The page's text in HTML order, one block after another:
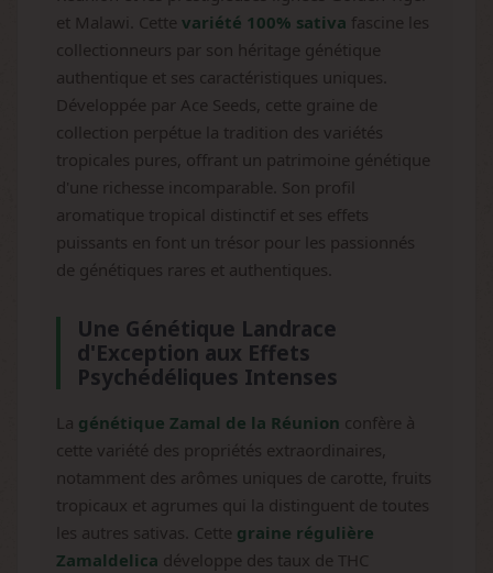
et Malawi. Cette variété 100% sativa fascine les
collectionneurs par son héritage génétique
authentique et ses caractéristiques uniques.
Développée par Ace Seeds, cette graine de
collection perpétue la tradition des variétés
tropicales pures, offrant un patrimoine génétique
d'une richesse incomparable. Son profil
aromatique tropical distinctif et ses effets
puissants en font un trésor pour les passionnés
de génétiques rares et authentiques.
Une Génétique Landrace
d'Exception aux Effets
Psychédéliques Intenses
La génétique Zamal de la Réunion confère à
cette variété des propriétés extraordinaires,
notamment des arômes uniques de carotte, fruits
tropicaux et agrumes qui la distinguent de toutes
les autres sativas. Cette graine régulière
Zamaldelica développe des taux de THC